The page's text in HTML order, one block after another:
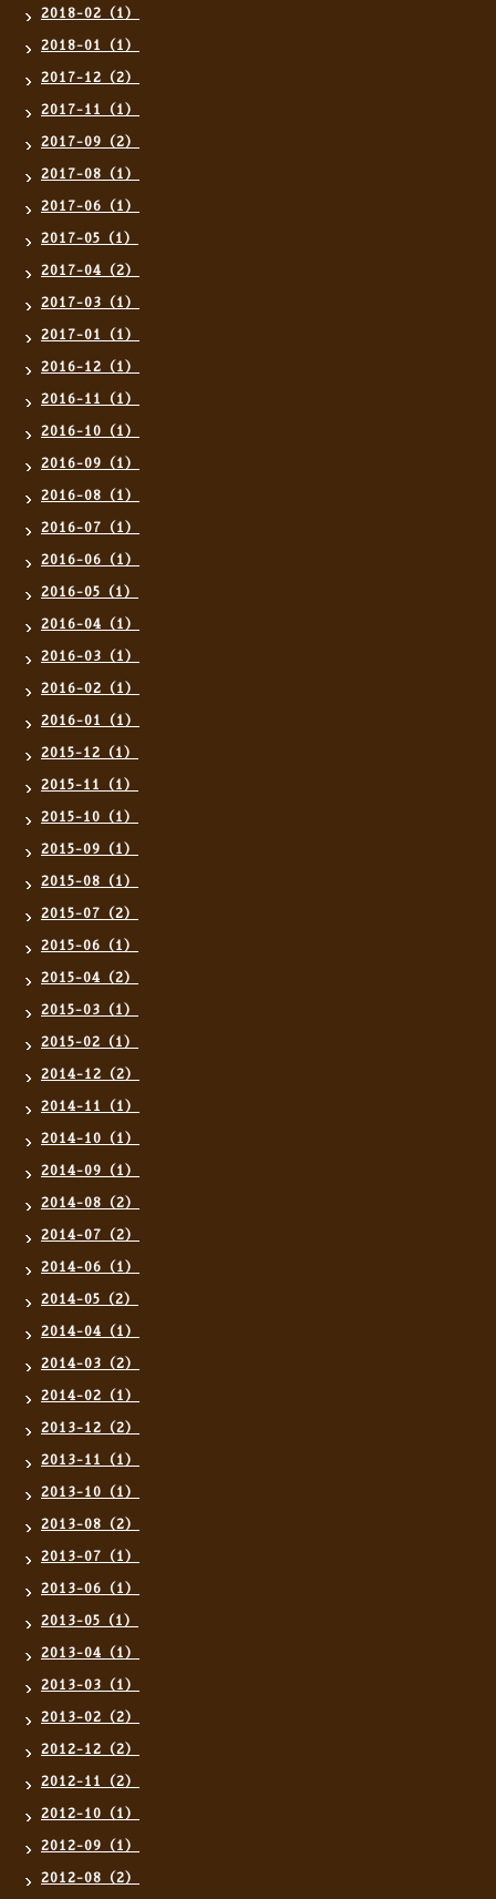
2018-02（1）
2018-01（1）
2017-12（2）
2017-11（1）
2017-09（2）
2017-08（1）
2017-06（1）
2017-05（1）
2017-04（2）
2017-03（1）
2017-01（1）
2016-12（1）
2016-11（1）
2016-10（1）
2016-09（1）
2016-08（1）
2016-07（1）
2016-06（1）
2016-05（1）
2016-04（1）
2016-03（1）
2016-02（1）
2016-01（1）
2015-12（1）
2015-11（1）
2015-10（1）
2015-09（1）
2015-08（1）
2015-07（2）
2015-06（1）
2015-04（2）
2015-03（1）
2015-02（1）
2014-12（2）
2014-11（1）
2014-10（1）
2014-09（1）
2014-08（2）
2014-07（2）
2014-06（1）
2014-05（2）
2014-04（1）
2014-03（2）
2014-02（1）
2013-12（2）
2013-11（1）
2013-10（1）
2013-08（2）
2013-07（1）
2013-06（1）
2013-05（1）
2013-04（1）
2013-03（1）
2013-02（2）
2012-12（2）
2012-11（2）
2012-10（1）
2012-09（1）
2012-08（2）